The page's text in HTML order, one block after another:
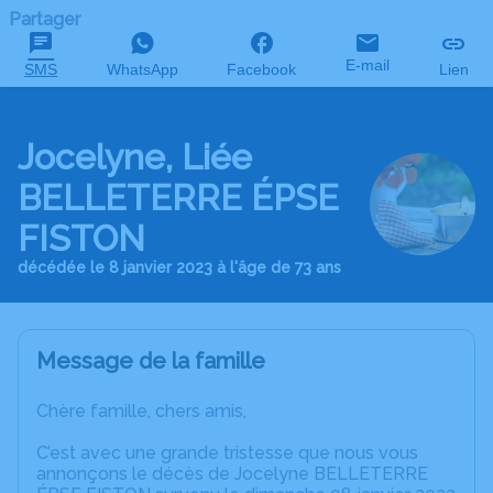
Partager
SMS WhatsApp Facebook E-mail Lien
Jocelyne, Liée
BELLETERRE ÉPSE
FISTON
décédée le 8 janvier 2023 à l'âge de 73 ans
Message de la famille
Chère famille, chers amis,
C’est avec une grande tristesse que nous vous
annonçons le décès de Jocelyne BELLETERRE